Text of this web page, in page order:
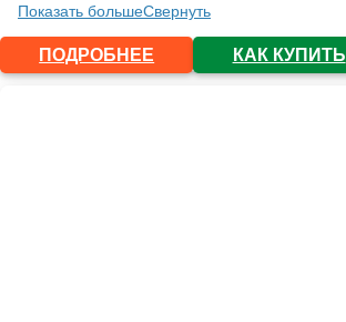
Показать большеСвернуть
ПОДРОБНЕЕ КАК КУПИТЬ